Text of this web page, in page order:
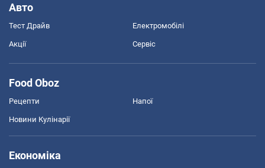
Авто
Тест Драйв Електромобілі
Акції Сервіс
Food Oboz
Рецепти Напої
Новини Кулінарії
Економіка